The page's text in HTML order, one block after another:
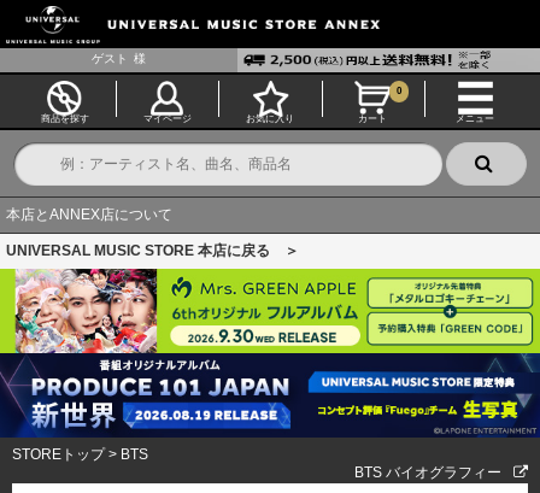
ゲスト 様
商品を探す マイページ お気に入り カート
0
メニュー
本店とANNEX店について
UNIVERSAL MUSIC STORE 本店に戻る ＞
STOREトップ> BTS
BTS バイオグラフィー